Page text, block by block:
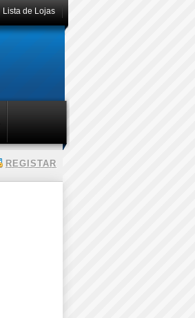
Lista de Lojas
REGISTAR